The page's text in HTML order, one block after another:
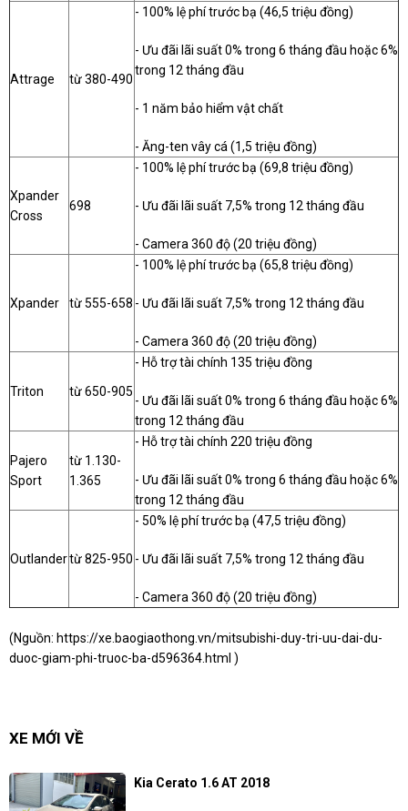
Attrage từ 380-490
- 100% lệ phí trước bạ (46,5 triệu đồng)
- Ưu đãi lãi suất 0% trong 6 tháng đầu hoặc 6%
trong 12 tháng đầu
- 1 năm bảo hiểm vật chất
- Ăng-ten vây cá (1,5 triệu đồng)
Xpander
Cross
698
- 100% lệ phí trước bạ (69,8 triệu đồng)
- Ưu đãi lãi suất 7,5% trong 12 tháng đầu
- Camera 360 độ (20 triệu đồng)
Xpander từ 555-658
- 100% lệ phí trước bạ (65,8 triệu đồng)
- Ưu đãi lãi suất 7,5% trong 12 tháng đầu
- Camera 360 độ (20 triệu đồng)
Triton từ 650-905
- Hỗ trợ tài chính 135 triệu đồng
- Ưu đãi lãi suất 0% trong 6 tháng đầu hoặc 6%
trong 12 tháng đầu
Pajero
Sport
từ 1.130-
1.365
- Hỗ trợ tài chính 220 triệu đồng
- Ưu đãi lãi suất 0% trong 6 tháng đầu hoặc 6%
trong 12 tháng đầu
Outlandertừ 825-950
- 50% lệ phí trước bạ (47,5 triệu đồng)
- Ưu đãi lãi suất 7,5% trong 12 tháng đầu
- Camera 360 độ (20 triệu đồng)
(Nguồn: https://xe.baogiaothong.vn/mitsubishi-duy-tri-uu-dai-du-
duoc-giam-phi-truoc-ba-d596364.html )
XE MỚI VỀ
Kia Cerato 1.6 AT 2018